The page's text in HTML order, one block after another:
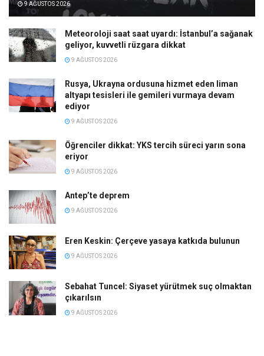
9 AĞUSTOS 2026
Meteoroloji saat saat uyardı: İstanbul’a sağanak
geliyor, kuvvetli rüzgara dikkat
9 AĞUSTOS 2026
Rusya, Ukrayna ordusuna hizmet eden liman
altyapı tesisleri ile gemileri vurmaya devam
ediyor
9 AĞUSTOS 2026
Öğrenciler dikkat: YKS tercih süreci yarın sona
eriyor
9 AĞUSTOS 2026
Antep’te deprem
9 AĞUSTOS 2026
Eren Keskin: Çerçeve yasaya katkıda bulunun
9 AĞUSTOS 2026
Sebahat Tuncel: Siyaset yürütmek suç olmaktan
çıkarılsın
9 AĞUSTOS 2026